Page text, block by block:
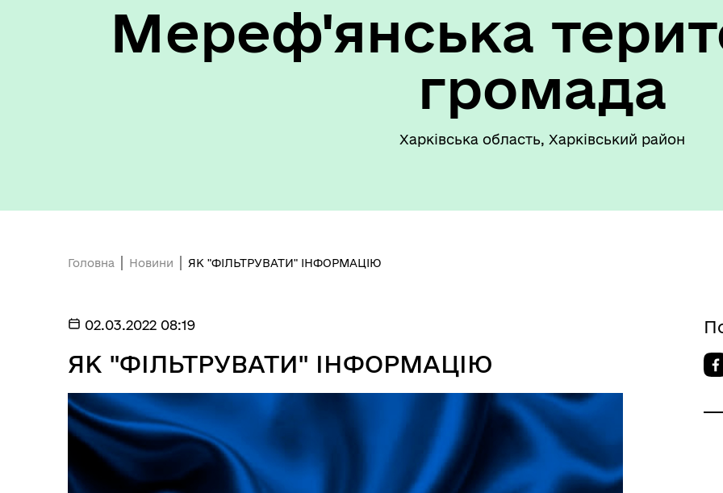
Мереф'янська
громада
Харківська область, Харківський район
Головна Новини ЯК "ФІЛЬТРУВАТИ" ІНФОРМАЦІЮ
02.03.2022 08:19
ЯК "ФІЛЬТРУВАТИ" ІНФОРМАЦІЮ